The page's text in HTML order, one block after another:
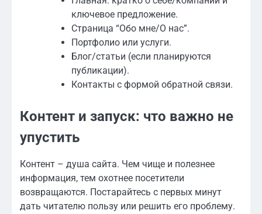
ключевое предложение.
Страница “Обо мне/О нас”.
Портфолио или услуги.
Блог/статьи (если планируются
публикации).
Контакты с формой обратной связи.
Контент и запуск: что важно не
упустить
Контент – душа сайта. Чем чище и полезнее
информация, тем охотнее посетители
возвращаются. Постарайтесь с первых минут
дать читателю пользу или решить его проблему.